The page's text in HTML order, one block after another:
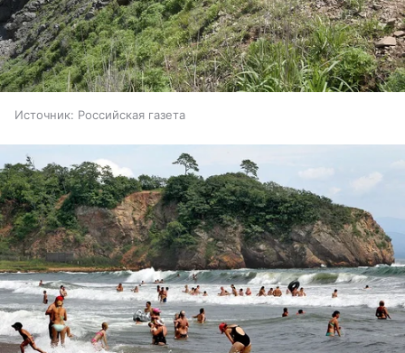
Источник: Российская газета